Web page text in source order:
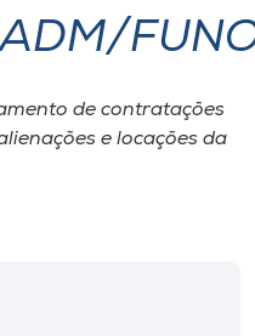
de contratações
e locações da